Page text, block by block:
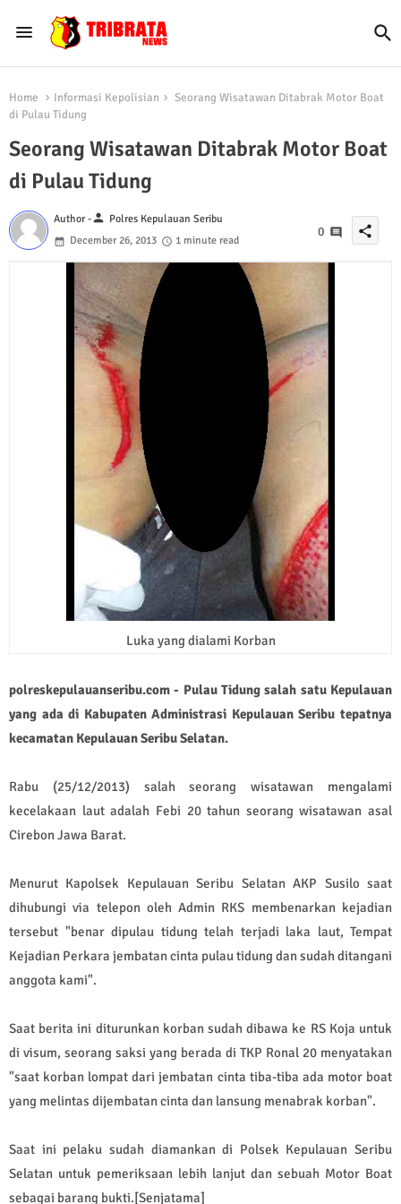
Home Informasi Kepolisian
Seorang Wisatawan Ditabrak Motor Boat
di Pulau Tidung
Seorang Wisatawan Ditabrak Motor Boat
di Pulau Tidung
Author -person Polres Kepulauan Seribu
December 26, 2013
1 minute read
0 share
Luka yang dialami Korban
polreskepulauanseribu.com - Pulau Tidung salah satu Kepulauan
yang ada di Kabupaten Administrasi Kepulauan Seribu tepatnya
kecamatan Kepulauan Seribu Selatan.
Rabu (25/12/2013) salah seorang wisatawan mengalami
kecelakaan laut adalah Febi 20 tahun seorang wisatawan asal
Cirebon Jawa Barat.
Menurut Kapolsek Kepulauan Seribu Selatan AKP Susilo saat
dihubungi via telepon oleh Admin RKS membenarkan kejadian
tersebut "benar dipulau tidung telah terjadi laka laut, Tempat
Kejadian Perkara jembatan cinta pulau tidung dan sudah ditangani
anggota kami".
Saat berita ini diturunkan korban sudah dibawa ke RS Koja untuk
di visum, seorang saksi yang berada di TKP Ronal 20 menyatakan
"saat korban lompat dari jembatan cinta tiba-tiba ada motor boat
yang melintas dijembatan cinta dan lansung menabrak korban".
Saat ini pelaku sudah diamankan di Polsek Kepulauan Seribu
Selatan untuk pemeriksaan lebih lanjut dan sebuah Motor Boat
sebagai barang bukti.[Senjatama]